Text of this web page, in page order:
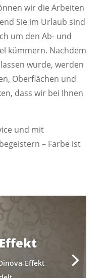
wir die Arbeiten
Sie im Urlaub sind
um den Ab- und
kümmern. Nachdem
wurde, werden
Oberflächen und
dass wir bei Ihnen
und mit
– Farbe ist
Effekt